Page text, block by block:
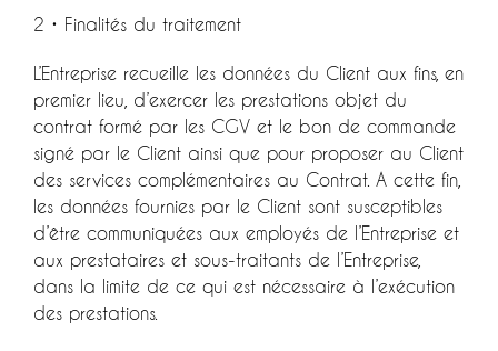
2 • Finalités du traitement
L’Entreprise recueille les données du Client aux fins, en
premier lieu, d’exercer les prestations objet du
contrat formé par les CGV et le bon de commande
signé par le Client ainsi que pour proposer au Client
des services complémentaires au Contrat. A cette fin,
les données fournies par le Client sont susceptibles
d’être communiquées aux employés de l’Entreprise et
aux prestataires et sous-traitants de l’Entreprise,
dans la limite de ce qui est nécessaire à l’exécution
des prestations.